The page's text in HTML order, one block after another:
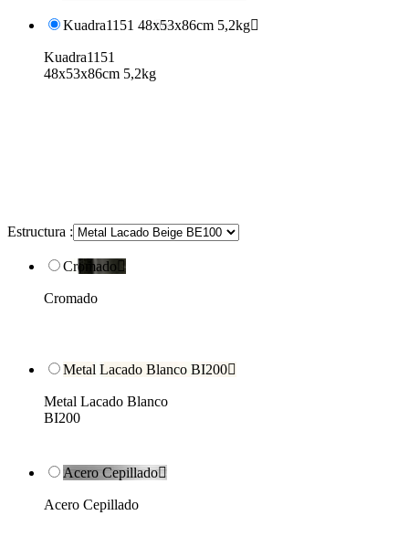
Kuadra1151 48x53x86cm 5,2kg
Kuadra1151
48x53x86cm 5,2kg
Estructura :
Cromado 
Cromado
Metal Lacado Blanco BI200
Metal Lacado Blanco
BI200
Acero Cepillado
Acero Cepillado